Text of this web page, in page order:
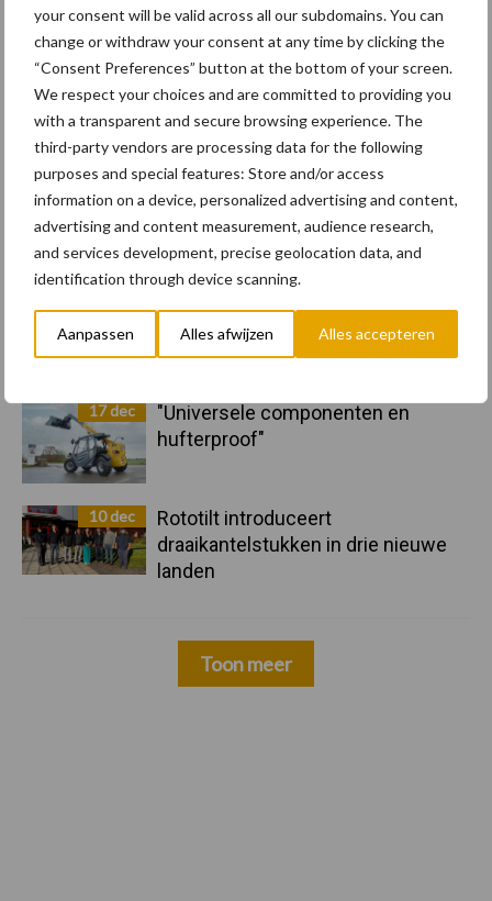
your consent will be valid across all our subdomains. You can
change or withdraw your consent at any time by clicking the
“Consent Preferences” button at the bottom of your screen.
We respect your choices and are committed to providing you
with a transparent and secure browsing experience. The
third-party vendors are processing data for the following
purposes and special features: Store and/or access
information on a device, personalized advertising and content,
advertising and content measurement, audience research,
and services development, precise geolocation data, and
identification through device scanning.
Aanpassen Alles afwijzen Alles accepteren
11 feb
deloonwerker.be
20 dec
Wettelijke aanvaardingsplicht
batterijen
17 dec Engcon lanceert EC02 Basic
17 dec
"Universele componenten en
hufterproof"
10 dec
Rototilt introduceert
draaikantelstukken in drie nieuwe
landen
Toon meer